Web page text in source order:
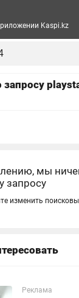
мы
запросу
изменить
Реклама
Kaspi.kz